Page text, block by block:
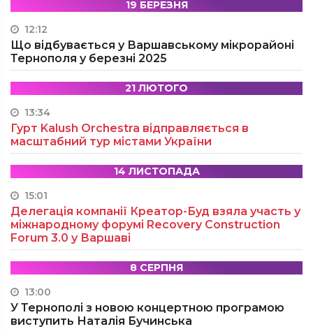
19 БЕРЕЗНЯ
12:12
Що відбувається у Варшавському мікрорайоні
Тернополя у березні 2025
21 ЛЮТОГО
13:34
Гурт Kalush Orchestra відправляється в
масштабний тур містами України
14 ЛИСТОПАДА
15:01
Делегація компанії Креатор-Буд взяла участь у
міжнародному форумі Recovery Construction
Forum 3.0 у Варшаві
8 СЕРПНЯ
13:00
У Тернополі з новою концертною програмою
виступить Наталія Бучинська